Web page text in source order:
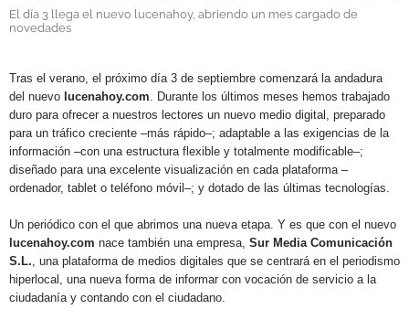
El día 3 llega el nuevo lucenahoy, abriendo un mes cargado de
novedades
Tras el verano, el próximo día 3 de septiembre comenzará la andadura
del nuevo lucenahoy.com . Durante los últimos meses hemos trabajado
duro para ofrecer a nuestros lectores un nuevo medio digital, preparado
para un tráfico creciente –más rápido–; adaptable a las exigencias de la
información –con una estructura flexible y totalmente modificable–;
diseñado para una excelente visualización en cada plataforma –
ordenador, tablet o teléfono móvil–; y dotado de las últimas tecnologías.
Un periódico con el que abrimos una nueva etapa. Y es que con el nuevo
lucenahoy.com nace también una empresa, Sur Media Comunicación
S.L. , una plataforma de medios digitales que se centrará en el periodismo
hiperlocal, una nueva forma de informar con vocación de servicio a la
ciudadanía y contando con el ciudadano.